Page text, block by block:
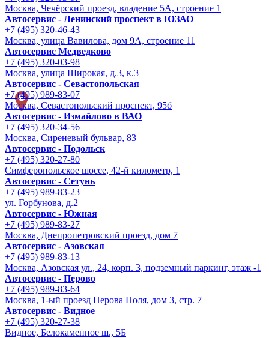
Москва, Чечёрский проезд, владение 5А, строение 1
Автосервис - Ленинский проспект в ЮЗАО
+7 (495) 320-46-43
Москва, улица Вавилова, дом 9A, строение 11
Автосервис Медведково
+7 (495) 320-03-98
Москва, улица Широкая, д.3, к.3
Автосервис - Cевастопольская
+7 (495) 989-83-07
Москва, Севастопольский проспект, 95б
Автосервис - Измайлово в ВАО
+7 (495) 320-34-56
Москва, Сиреневый бульвар, 83
Автосервис - Подольск
+7 (495) 320-27-80
Симферопольское шоссе, 42-й километр, 1
Автосервис - Сетунь
+7 (495) 989-83-23
ул. Горбунова, д.2
Автосервис - Южная
+7 (495) 989-83-27
Москва, Днепропетровский проезд, дом 7
Автосервис - Азовская
+7 (495) 989-83-13
Москва, Азовская ул., 24, корп. 3, подземный паркинг, этаж -1
Автосервис - Перово
+7 (495) 989-83-64
Москва, 1-ый проезд Перова Поля, дом 3, стр. 7
Автосервис - Видное
+7 (495) 320-27-38
Видное, Белокаменное ш., 5Б